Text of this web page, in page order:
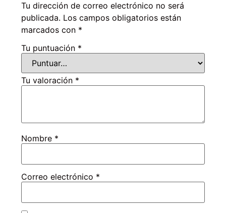
Tu dirección de correo electrónico no será
publicada. Los campos obligatorios están
marcados con *
Tu puntuación *
Tu valoración *
Nombre *
Correo electrónico *